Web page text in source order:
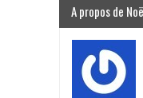
A propos de